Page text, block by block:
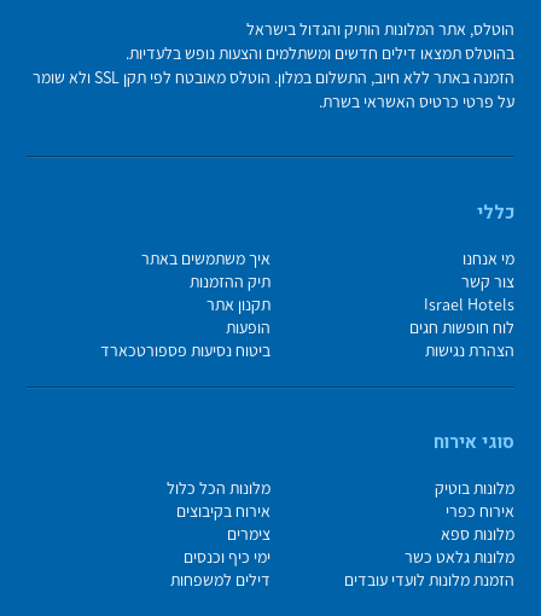
הוטלס, אתר המלונות הותיק והגדול בישראל
בהוטלס תמצאו דילים חדשים ומשתלמים והצעות נופש בלעדיות.
הזמנה באתר ללא חיוב, התשלום במלון. הוטלס מאובטח לפי תקן SSL ולא שומר
על פרטי כרטיס האשראי בשרת.
כללי
מי אנחנו
איך משתמשים באתר
צור קשר
תיק ההזמנות
Israel Hotels
תקנון אתר
לוח חופשות חגים
הופעות
הצהרת נגישות
ביטוח נסיעות פספורטכארד
סוגי אירוח
מלונות בוטיק
מלונות הכל כלול
אירוח כפרי
אירוח בקיבוצים
מלונות ספא
צימרים
מלונות גלאט כשר
ימי כיף וכנסים
הזמנת מלונות לועדי עובדים
דילים למשפחות